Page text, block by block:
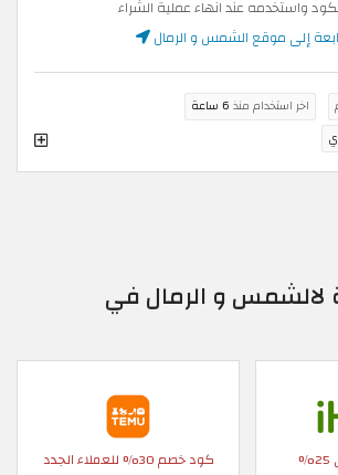
واستخدمه عند انهاء عملية الشراء
إلى موقع الشمس و الرمال
اخر استخدام منذ 6 ساعة
لالشمس و الرمال في
كود خصم 30% للعملاء الجدد